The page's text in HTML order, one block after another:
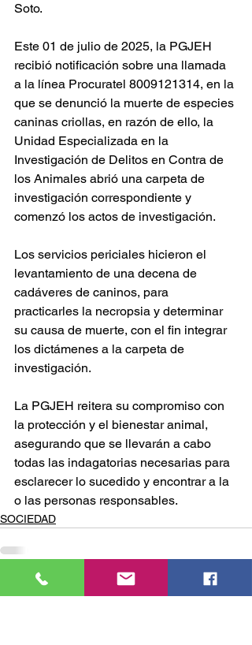
Soto.
Este 01 de julio de 2025, la PGJEH
recibió notificación sobre una llamada
a la línea Procuratel 8009121314, en la
que se denunció la muerte de especies
caninas criollas, en razón de ello, la
Unidad Especializada en la
Investigación de Delitos en Contra de
los Animales abrió una carpeta de
investigación correspondiente y
comenzó los actos de investigación.
Los servicios periciales hicieron el
levantamiento de una decena de
cadáveres de caninos, para
practicarles la necropsia y determinar
su causa de muerte, con el fin integrar
los dictámenes a la carpeta de
investigación.
La PGJEH reitera su compromiso con
la protección y el bienestar animal,
asegurando que se llevarán a cabo
todas las indagatorias necesarias para
esclarecer lo sucedido y encontrar a la
o las personas responsables.
SOCIEDAD